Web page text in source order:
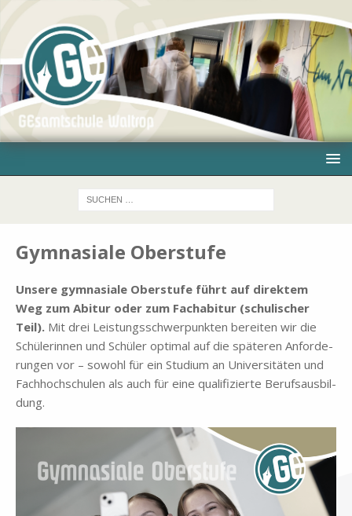
Gymnasiale Oberstufe
Un­se­re gym­na­sia­le Ober­stu­fe führt auf di­rek­tem
Weg zum Ab­itur oder zum Fach­ab­itur (schu­li­scher
Teil). Mit drei Lei­stungs­schwer­punk­ten be­rei­ten wir die
Schü­le­rin­nen und Schü­ler op­ti­mal auf die spä­te­ren An­for­de­
run­gen vor – so­wohl für ein Stu­di­um an Uni­ver­si­tä­ten und
Fach­hoch­schu­len als auch für eine qua­li­fi­zier­te Be­rufs­aus­bil­
dung.